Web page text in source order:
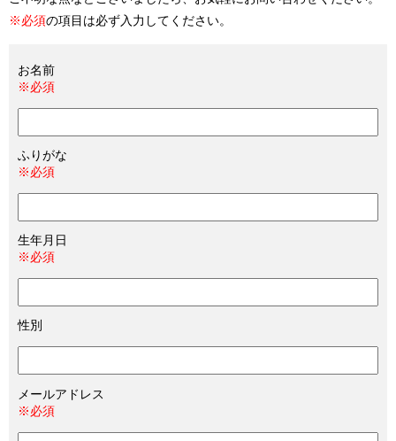
※必須の項目は必ず入力してください。
お名前
※必須
ふりがな
※必須
生年月日
※必須
性別
メールアドレス
※必須